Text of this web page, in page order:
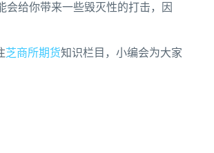
给你带来一些毁灭性的打击，因
芝商所期货知识栏目，小编会为大家